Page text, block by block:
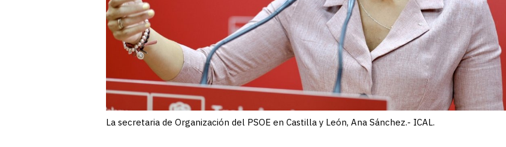
La secretaria de Organización del PSOE en Castilla y León, Ana Sánchez.- ICAL.